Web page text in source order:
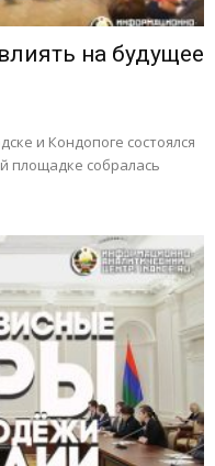
на будущее
и Кондопоге состоялся
площадке собралась